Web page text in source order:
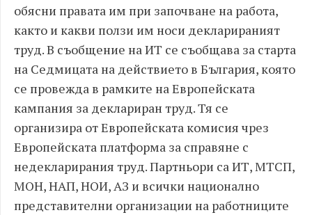
обясни правата им при започване на работа,
както и какви ползи им носи декларираният
труд. В съобщение на ИТ се съобщава за старта
на Седмицата на действието в България, която
се провежда в рамките на Европейската
кампания за деклариран труд. Тя се
организира от Европейската комисия чрез
Европейската платформа за справяне с
недекларирания труд. Партньори са ИТ, МТСП,
МОН, НАП, НОИ, АЗ и всички национално
представителни организации на работниците